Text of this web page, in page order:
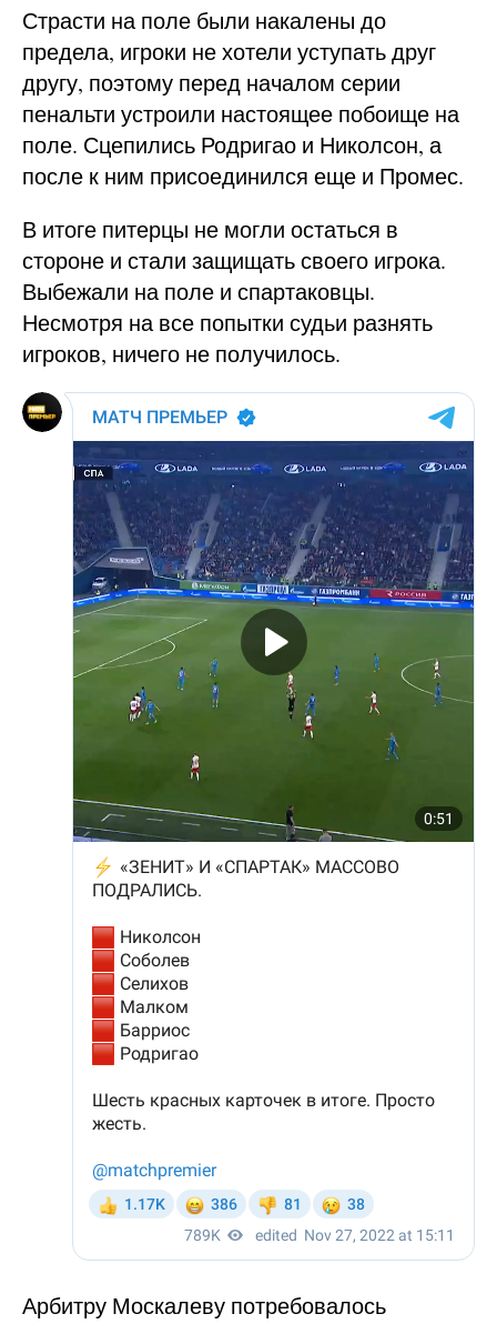
Страсти на поле были накалены до
предела, игроки не хотели уступать друг
другу, поэтому перед началом серии
пенальти устроили настоящее побоище на
поле. Сцепились Родригао и Николсон, а
после к ним присоединился еще и Промес.
В итоге питерцы не могли остаться в
стороне и стали защищать своего игрока.
Выбежали на поле и спартаковцы.
Несмотря на все попытки судьи разнять
игроков, ничего не получилось.
Арбитру Москалеву потребовалось